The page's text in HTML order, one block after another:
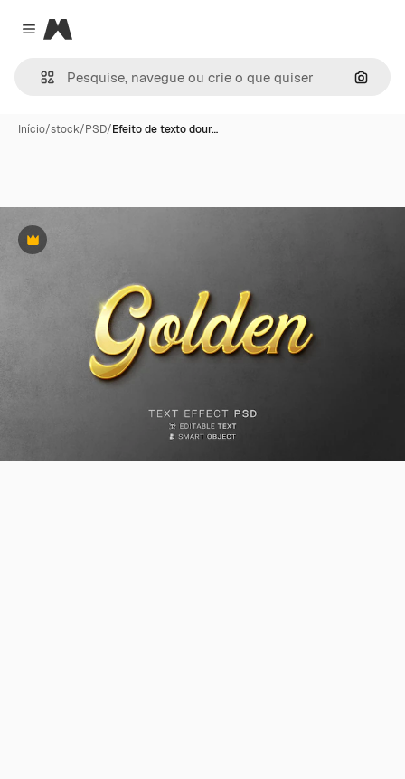
Close menu
Magnific
Início/stock/PSD/Efeito de texto dour…
Premium